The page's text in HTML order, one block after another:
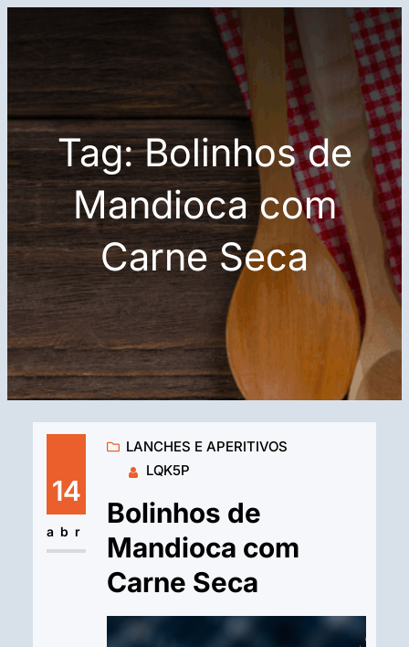
conteúdo
Tag:Bolinhos de
Mandioca com
Carne Seca
14
abr
LANCHES E APERITIVOS
LQK5P
Bolinhos de
Mandioca com
Carne Seca